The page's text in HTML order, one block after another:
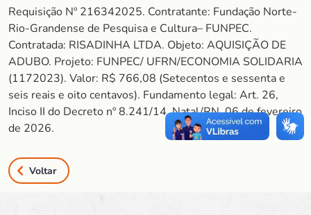
Requisição Nº 216342025. Contratante: Fundação Norte-
Rio-Grandense de Pesquisa e Cultura– FUNPEC.
Contratada: RISADINHA LTDA. Objeto: AQUISIÇÃO DE
ADUBO. Projeto: FUNPEC/ UFRN/ECONOMIA SOLIDARIA
(1172023). Valor: R$ 766,08 (Setecentos e sessenta e
seis reais e oito centavos). Fundamento legal: Art. 26,
Inciso II do Decreto nº 8.241/14. Natal/RN, 06 de fevereiro
de 2026.
Voltar